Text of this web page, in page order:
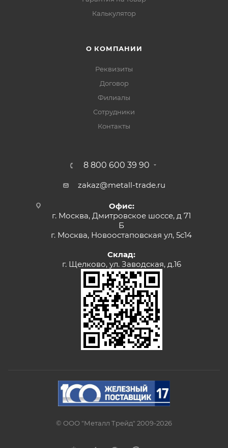
Калькулятор
О КОМПАНИИ
Реквизиты
Договор
Филиалы
Сотрудники
Контакты
8 800 600 39 90
zakaz@metall-trade.ru
Офис:
г. Москва, Дмитровское шоссе, д 71
Б
г. Москва, Новоостаповская ул, 5с14
Склад:
г. Щелково, ул. Заводская, д.16
© ООО "Металл Трейд" 2009-2026